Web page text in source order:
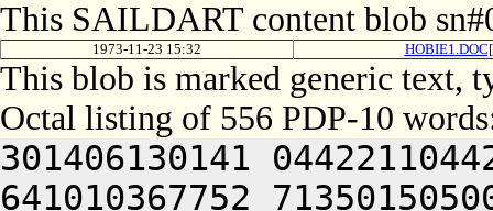
This SAILDART content blob
1973-11-23 15:32
This blob is marked generic text,
Octal listing of 556 PDP-10
301406130141
641010367752